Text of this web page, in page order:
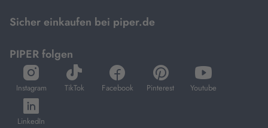
Sicher einkaufen bei piper.de
PIPER folgen
Instagram
öffnet
in
neuem
Tab
TikTok
öffnet
in
Facebook
öffnet
in
Pinterest
öffnet
in
Youtube
öffnet
in
LinkedIn
öffnet
in